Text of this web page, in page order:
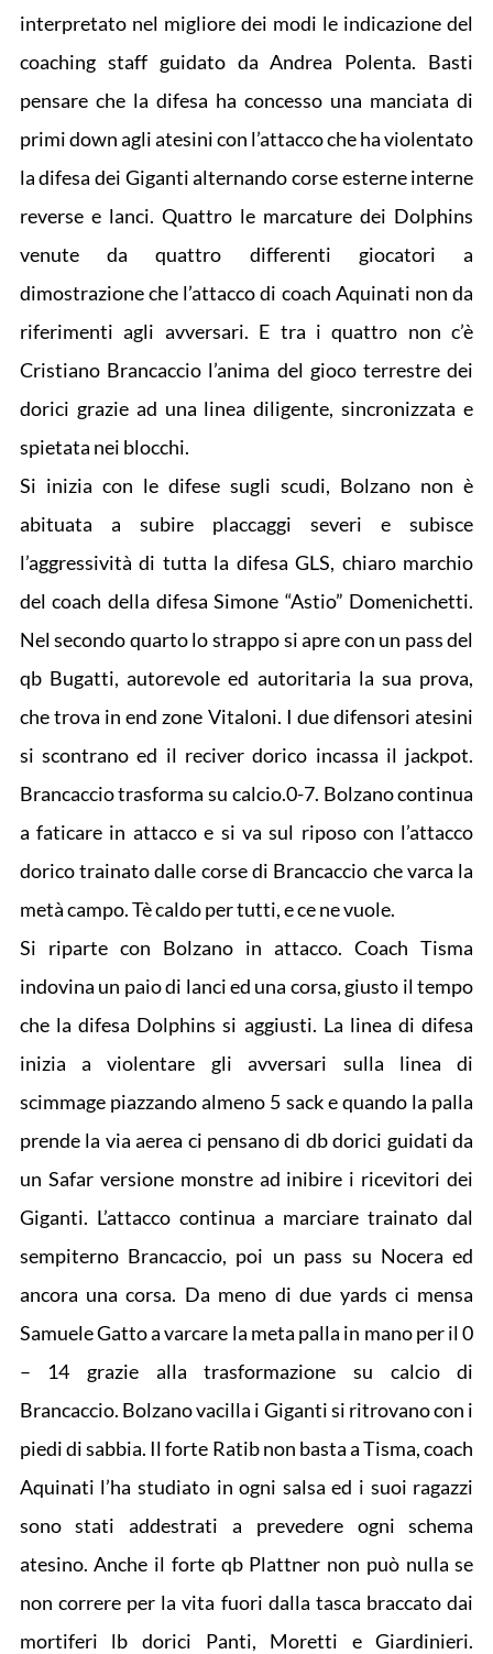
interpretato nel migliore dei modi le indicazione del
coaching staff guidato da Andrea Polenta. Basti
pensare che la difesa ha concesso una manciata di
primi down agli atesini con l’attacco che ha violentato
la difesa dei Giganti alternando corse esterne interne
reverse e lanci. Quattro le marcature dei Dolphins
venute da quattro differenti giocatori a
dimostrazione che l’attacco di coach Aquinati non da
riferimenti agli avversari. E tra i quattro non c’è
Cristiano Brancaccio l’anima del gioco terrestre dei
dorici grazie ad una linea diligente, sincronizzata e
spietata nei blocchi.
Si inizia con le difese sugli scudi, Bolzano non è
abituata a subire placcaggi severi e subisce
l’aggressività di tutta la difesa GLS, chiaro marchio
del coach della difesa Simone “Astio” Domenichetti.
Nel secondo quarto lo strappo si apre con un pass del
qb Bugatti, autorevole ed autoritaria la sua prova,
che trova in end zone Vitaloni. I due difensori atesini
si scontrano ed il reciver dorico incassa il jackpot.
Brancaccio trasforma su calcio.0-7. Bolzano continua
a faticare in attacco e si va sul riposo con l’attacco
dorico trainato dalle corse di Brancaccio che varca la
metà campo. Tè caldo per tutti, e ce ne vuole.
Si riparte con Bolzano in attacco. Coach Tisma
indovina un paio di lanci ed una corsa, giusto il tempo
che la difesa Dolphins si aggiusti. La linea di difesa
inizia a violentare gli avversari sulla linea di
scimmage piazzando almeno 5 sack e quando la palla
prende la via aerea ci pensano di db dorici guidati da
un Safar versione monstre ad inibire i ricevitori dei
Giganti. L’attacco continua a marciare trainato dal
sempiterno Brancaccio, poi un pass su Nocera ed
ancora una corsa. Da meno di due yards ci mensa
Samuele Gatto a varcare la meta palla in mano per il 0
– 14 grazie alla trasformazione su calcio di
Brancaccio. Bolzano vacilla i Giganti si ritrovano con i
piedi di sabbia. Il forte Ratib non basta a Tisma, coach
Aquinati l’ha studiato in ogni salsa ed i suoi ragazzi
sono stati addestrati a prevedere ogni schema
atesino. Anche il forte qb Plattner non può nulla se
non correre per la vita fuori dalla tasca braccato dai
mortiferi lb dorici Panti, Moretti e Giardinieri.